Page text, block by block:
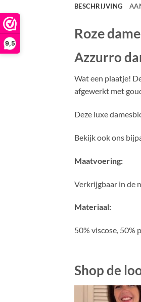
9,5
BESCHRIJVING
Roze
Azzurro
Wat een plaatje!
afgewerkt met
Deze luxe
Bekijk ook ons
Maatvoering:
Verkrijgbaar in de
Materiaal:
50% viscose, 50%
Shop de